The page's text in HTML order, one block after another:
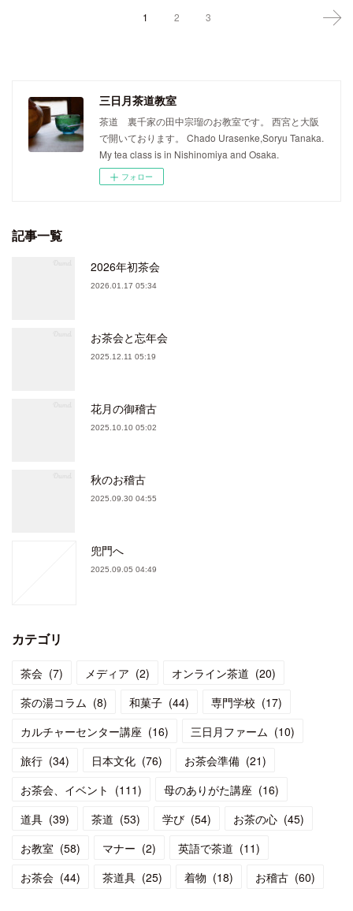
1 2 3
三日月茶道教室
茶道 裏千家の田中宗瑠のお教室です。 西宮と大阪
で開いております。 Chado Urasenke,Soryu Tanaka.
My tea class is in Nishinomiya and Osaka.
フォロー
記事一覧
2026年初茶会
2026.01.17 05:34
お茶会と忘年会
2025.12.11 05:19
花月の御稽古
2025.10.10 05:02
秋のお稽古
2025.09.30 04:55
兜門へ
2025.09.05 04:49
カテゴリ
茶会 (7) メディア (2) オンライン茶道 (20)
茶の湯コラム (8) 和菓子 (44) 専門学校 (17)
カルチャーセンター講座 (16) 三日月ファーム (10)
旅行 (34) 日本文化 (76) お茶会準備 (21)
お茶会、イベント (111) 母のありがた講座 (16)
道具 (39) 茶道 (53) 学び (54) お茶の心 (45)
お教室 (58) マナー (2) 英語で茶道 (11)
お茶会 (44) 茶道具 (25) 着物 (18) お稽古 (60)